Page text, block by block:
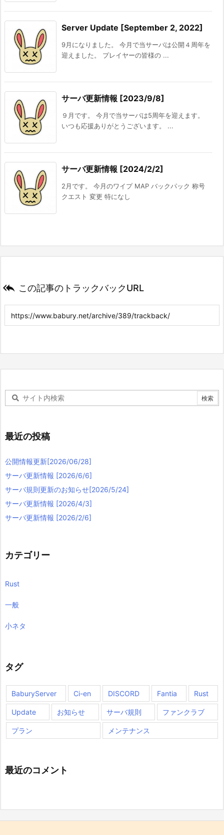
Server Update [September 2, 2022]
9月になりました。 今月で当サーバは公開４周年を
迎えました。 プレイヤーの皆様の ...
サーバ更新情報 [2023/9/8]
９月です。 今月で当サーバは5周年を迎えます。
いつも応援ありがとうございます。 ...
サーバ更新情報 [2024/2/2]
2月です。 今月のワイプ MAP バックパック 称号
クエスト 変更 特になし
 この記事のトラックバックURL
最近の投稿
公開情報更新[2026/06/28]
サーバ更新情報 [2026/6/6]
サーバ規則更新のお知らせ[2026/5/24]
サーバ更新情報 [2026/4/3]
サーバ更新情報 [2026/2/6]
カテゴリー
Rust
一般
小ネタ
タグ
BaburyServer Ci-en DISCORD Fantia Rust
Update お知らせ サーバ規則 ファンクラブ
プラン メンテナンス
最近のコメント